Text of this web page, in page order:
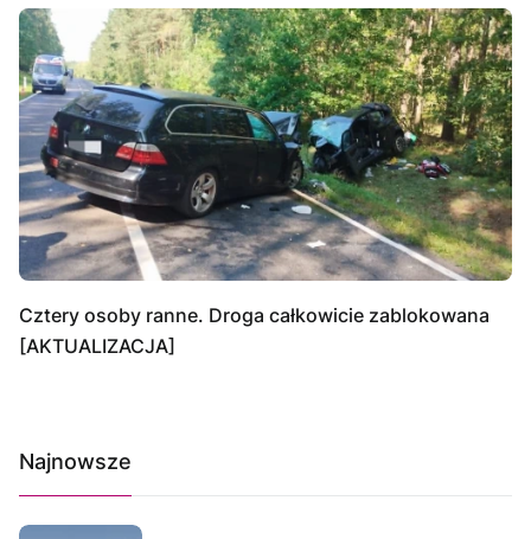
Cztery osoby ranne. Droga całkowicie zablokowana
[AKTUALIZACJA]
Najnowsze